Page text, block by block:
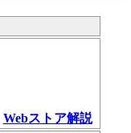
Webストア解説